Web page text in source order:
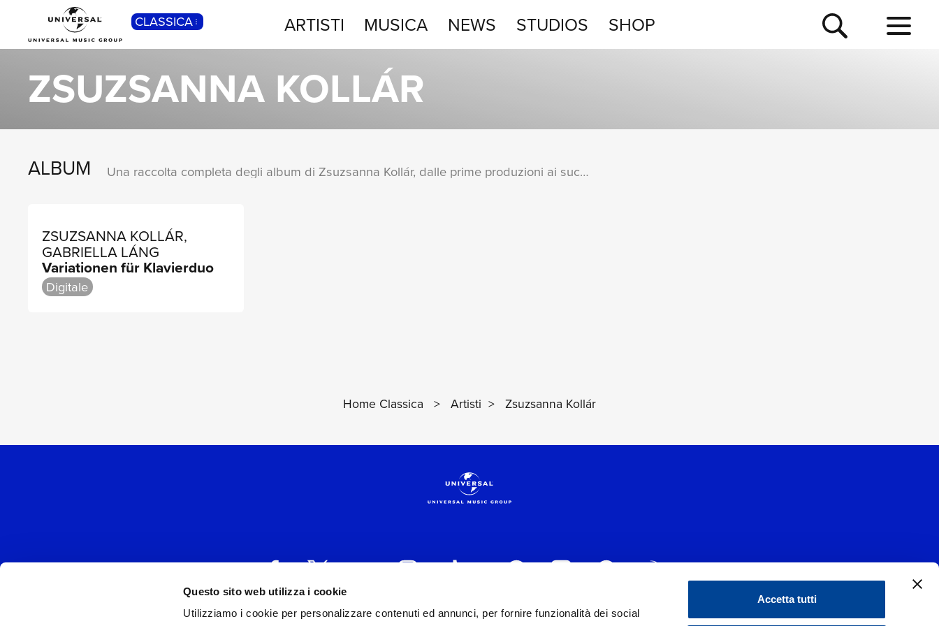
Questo sito web utilizza i cookie
Utilizziamo i cookie per personalizzare contenuti ed annunci, per fornire funzionalità dei social
Accetta tutti
CLASSICA ARTISTI MUSICA NEWS STUDIOS SHOP
ZSUZSANNA KOLLÁR
ALBUM Una raccolta completa degli album di Zsuzsanna Kollár, dalle prime produzioni ai successi più recenti.
ZSUZSANNA KOLLÁR,
GABRIELLA LÁNG
Variationen für Klavierduo
Digitale
Home Classica > Artisti > Zsuzsanna Kollár
POP
Cantautori, Dance...
STUDIOS
SHOP
TOUR